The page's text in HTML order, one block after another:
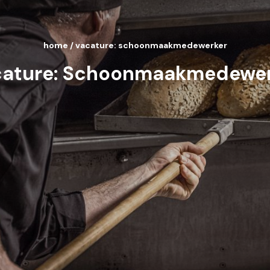
home/vacature: schoonmaakmedewerker